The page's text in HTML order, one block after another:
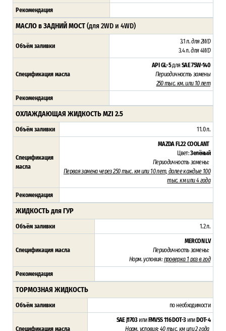
Рекомендация
МАСЛО в ЗАДНИЙ МОСТ(для 2WD и 4WD)
Объём заливки
3.1 л.для 2WD
3.4 л.для 4WD
Спецификация масла
API GL-5для SAE 75W-140
Периодичность замены
250 тыс. км. или 10 лет
Рекомендация
ОХЛАЖДАЮЩАЯ ЖИДКОСТЬMZI 2.5
Объём заливки 11.0 л.
Спецификация
масла
MAZDA FL22 COOLANT
Цвет:Зелёный
Периодичность замены:
Первая замена через 250 тыс. км или 10 лет, далее каждые 100
тыс. км или 4 года
Рекомендация
ЖИДКОСТЬ для ГУР
Объём заливки 1.2 л.
Спецификация масла
MERCON LV
Периодичность замены:
Норм. условия:проверка 1 раз в год
Рекомендация
ТОРМОЗНАЯ ЖИДКОСТЬ
Объём заливки по необходимости
Спецификация масла
SAE J1703или FMVSS 116 DOT-3 или DOT-4
Норм. условия:40 тыс. км или 2 года